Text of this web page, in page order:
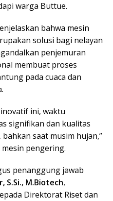
warga Buttue.
bahwa mesin
solusi bagi nelayan
penjemuran
membuat proses
pada cuaca dan
ini, waktu
signifikan dan kualitas
saat musim hujan,”
pengering.
penanggung jawab
S.Si., M.Biotech,
Direktorat Riset dan